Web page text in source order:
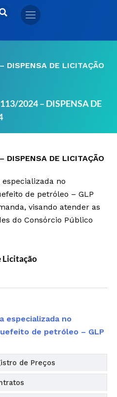
DISPENSA DE LICITAÇÃO
2024 – DISPENSA DE
DISPENSA DE LICITAÇÃO
no
de petróleo – GLP
visando atender as
do Consórcio Público
Licitação
de Preços
especializada no
de petróleo – GLP